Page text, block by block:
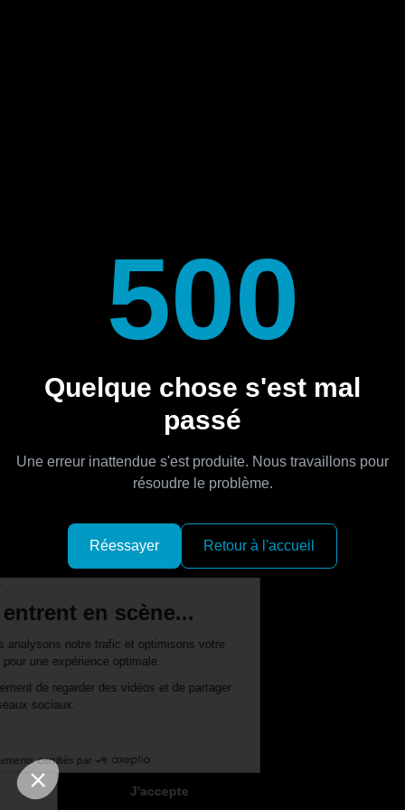
500
Quelque chose s'est mal
passé
Une erreur inattendue s'est produite. Nous travaillons pour
résoudre le problème.
Réessayer Retour à l'accueil